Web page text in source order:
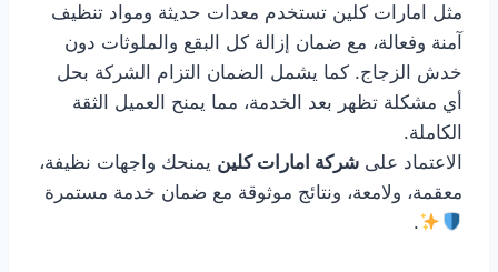
مثل امارات كلين تستخدم معدات حديثة ومواد تنظيف
آمنة وفعالة، مع ضمان إزالة كل البقع والملوثات دون
خدش الزجاج. كما يشمل الضمان التزام الشركة بحل
أي مشكلة تظهر بعد الخدمة، مما يمنح العميل الثقة
الكاملة.
الاعتماد على شركة امارات كلين يمنحك واجهات نظيفة،
معقمة، ولامعة، ونتائج موثوقة مع ضمان خدمة مستمرة
.